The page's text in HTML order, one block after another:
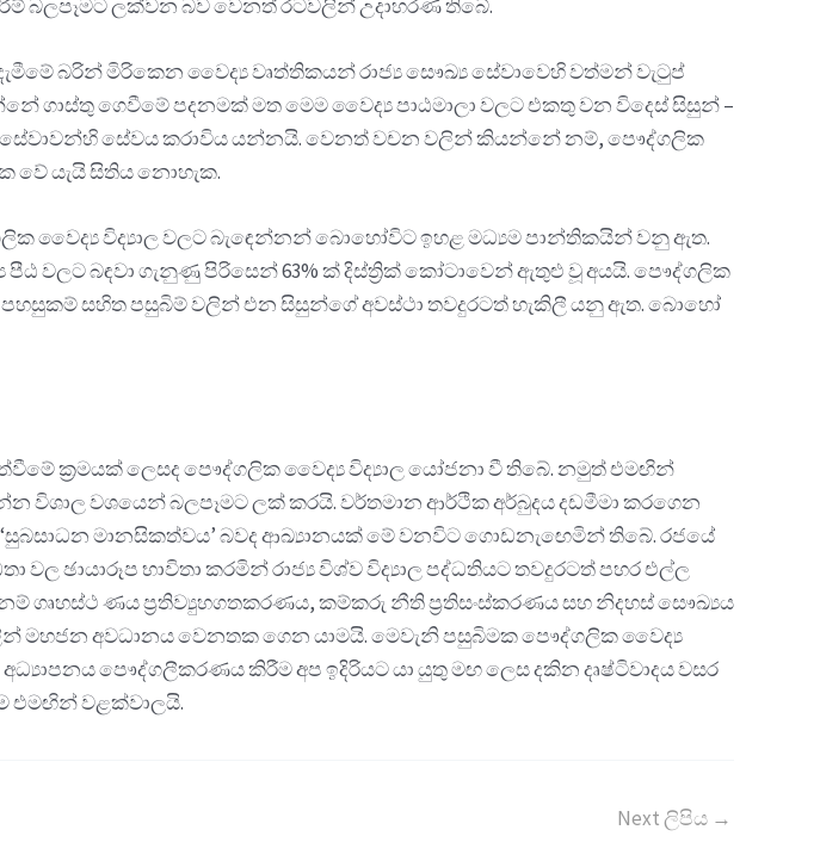
බලපෑමට ලක්වන බව වෙනත් රටවලින් උදාහරණ තිබේ.
බරින් මිරිකෙන වෛද්‍ය වෘත්තිකයන් රාජ්‍ය සෞඛ්‍ය සේවාවෙහි වත්මන් වැටුප්
ගාස්තු ගෙවීමේ පදනමක් මත මෙම වෛද්‍ය පාඨමාලා වලට එකතු වන විදෙස් සිසුන් –
සේවාවන්හි සේවය කරාවිය යන්නයි. වෙනත් වචන වලින් කියන්නේ නම්, පෞද්ගලික
වේ යැයි සිතිය නොහැක.
වෛද්‍ය විද්‍යාල වලට බැඳෙන්නන් බොහෝවිට ඉහළ මධ්‍යම පාන්තිකයින් වනු ඇත.
පීඨ වලට බඳවා ගැනුණු පිරිසෙන් 63% ක් දිස්ත්‍රික් කෝටාවෙන් ඇතුළු වූ අයයි. පෞද්ගලික
පහසුකම් සහිත පසුබිම් වලින් එන සිසුන්ගේ අවස්ථා තවදුරටත් හැකිලී යනු ඇත. බොහෝ
ක්‍රමයක් ලෙසද පෞද්ගලික වෛද්‍ය විද්‍යාල යෝජනා වී තිබේ. නමුත් එමඟින්
විශාල වශයෙන් බලපෑමට ලක් කරයි. වර්තමාන ආර්ථික අර්බුදය දඩමීමා කරගෙන
මානසිකත්වය’ බවද ආඛ්‍යානයක් මේ වනවිට ගොඩනැඟෙමින් තිබේ. රජයේ
ඡායාරූප භාවිතා කරමින් රාජ්‍ය විශ්ව විද්‍යාල පද්ධතියට තවදුරටත් පහර එල්ල
ගෘහස්ථ ණය ප්‍රතිව්‍යුහගතකරණය, කම්කරු නීති ප්‍රතිසංස්කරණය සහ නිදහස් සෞඛ්‍යය
මහජන අවධානය වෙනතක ගෙන යාමයි. මෙවැනි පසුබිමක පෞද්ගලික වෛද්‍ය
පෞද්ගලීකරණය කිරීම අප ඉදිරියට යා යුතු මඟ ලෙස දකින දෘෂ්ටිවාදය වසර
එමඟින් වළක්වාලයි.
Next ලිපිය →